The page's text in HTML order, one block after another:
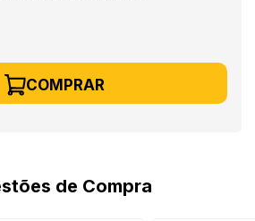
COMPRAR
de Compra